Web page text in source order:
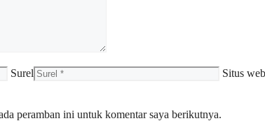
Surel Situs web
peramban ini untuk komentar saya berikutnya.